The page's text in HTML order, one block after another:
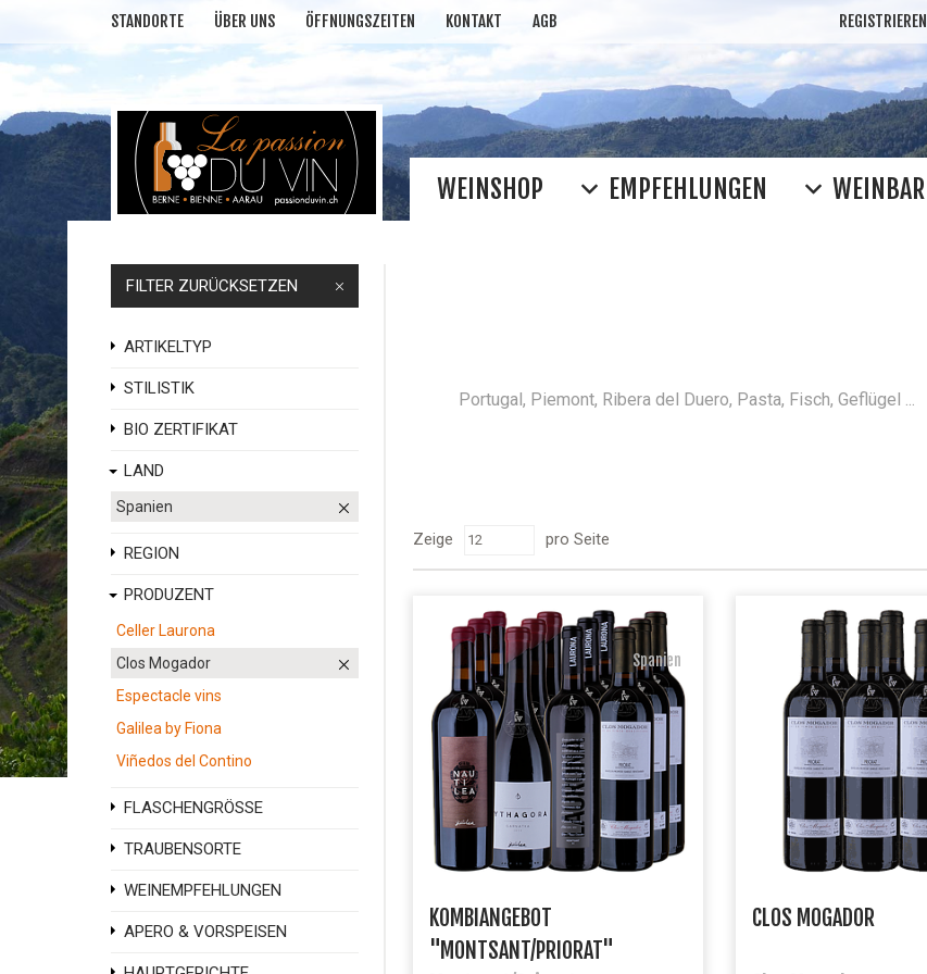
STANDORTE ÜBER UNS ÖFFNUNGSZEITEN KONTAKT AGB REGISTRIEREN
WEINSHOP EMPFEHLUNGEN WEINBAR
FILTER ZURÜCKSETZEN
ARTIKELTYP
STILISTIK
BIO ZERTIFIKAT
LAND
Spanien
REGION
PRODUZENT
Celler Laurona
Clos Mogador
Espectacle vins
Galilea by Fiona
Viñedos del Contino
FLASCHENGRÖSSE
TRAUBENSORTE
WEINEMPFEHLUNGEN
APERO & VORSPEISEN
Zeige pro Seite
Spanien
KOMBIANGEBOT
"MONTSANT/PRIORAT"
CLOS MOGADOR